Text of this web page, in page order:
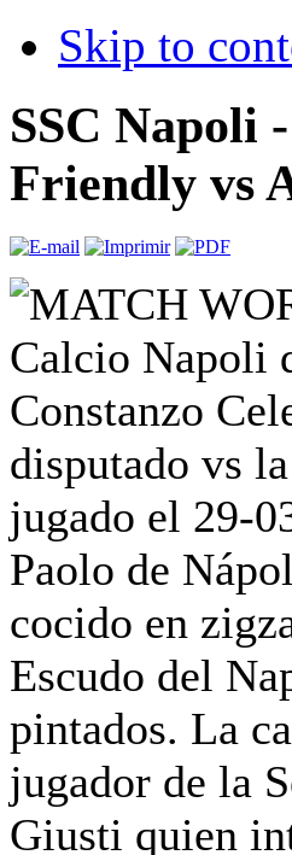
Skip to
SSC Napoli
Friendly vs